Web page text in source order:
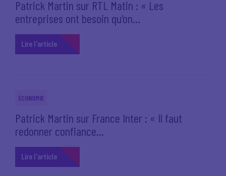
Patrick Martin sur RTL Matin : « Les
entreprises ont besoin qu'on...
Lire l'article
ÉCONOMIE
Patrick Martin sur France Inter : « Il faut
redonner confiance...
Lire l'article